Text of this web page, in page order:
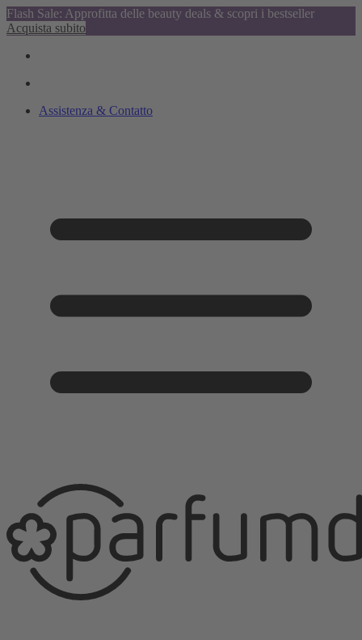
Flash Sale: Approfitta delle beauty deals & scopri i bestseller
Acquista subito
Assistenza & Contatto